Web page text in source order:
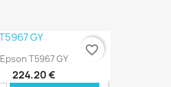
Epson T5967 GY
224,20 €
favorite_border